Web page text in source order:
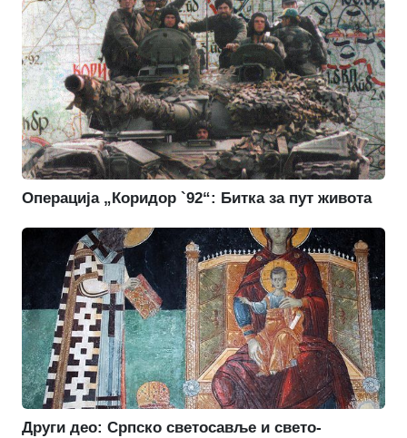
Операција „Коридор `92“: Битка за пут живота
Други део: Српско светосавље и свето-